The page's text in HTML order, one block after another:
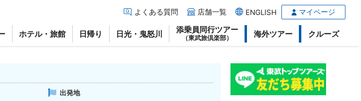
よくある質問 店舗一覧 ENGLISH マイページ
ホテル・旅館 日帰り 日光・鬼怒川 添乗員同行ツアー
（東武旅倶楽部） 海外ツアー クルーズ
出発地